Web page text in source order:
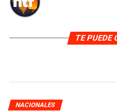
TE PUEDE
NACIONALES